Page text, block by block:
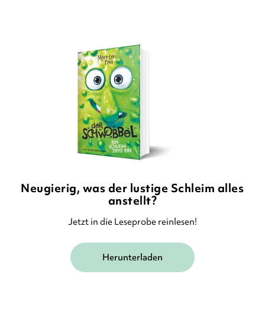
Neugierig, was der lustige Schleim alles
anstellt?
Jetzt in die Leseprobe reinlesen!
Herunterladen